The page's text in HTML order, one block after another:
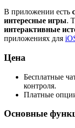
В приложении есть
интересные игры.
интерактивные
приложениях для
Цена
Бесплатные
контроля.
Платные
Основные